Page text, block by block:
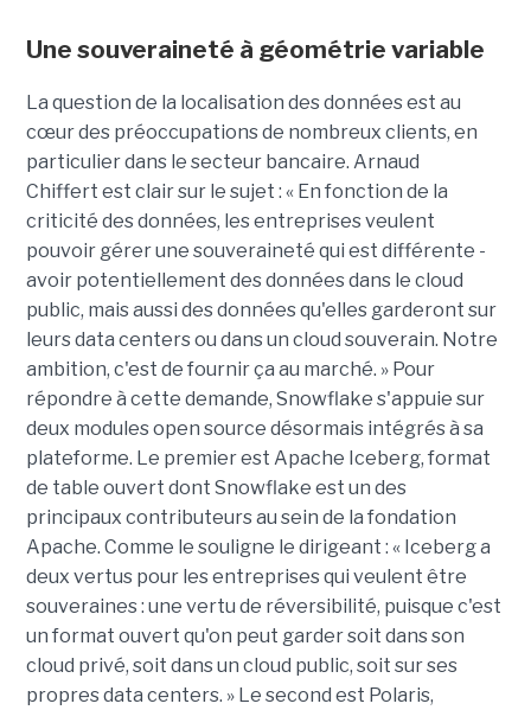
Une souveraineté à géométrie variable
La question de la localisation des données est au
cœur des préoccupations de nombreux clients, en
particulier dans le secteur bancaire. Arnaud
Chiffert est clair sur le sujet : « En fonction de la
criticité des données, les entreprises veulent
pouvoir gérer une souveraineté qui est différente -
avoir potentiellement des données dans le cloud
public, mais aussi des données qu'elles garderont sur
leurs data centers ou dans un cloud souverain. Notre
ambition, c'est de fournir ça au marché. » Pour
répondre à cette demande, Snowflake s'appuie sur
deux modules open source désormais intégrés à sa
plateforme. Le premier est Apache Iceberg, format
de table ouvert dont Snowflake est un des
principaux contributeurs au sein de la fondation
Apache. Comme le souligne le dirigeant : « Iceberg a
deux vertus pour les entreprises qui veulent être
souveraines : une vertu de réversibilité, puisque c'est
un format ouvert qu'on peut garder soit dans son
cloud privé, soit dans un cloud public, soit sur ses
propres data centers. » Le second est Polaris,